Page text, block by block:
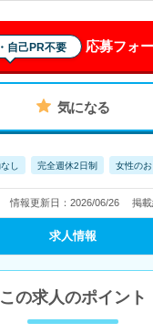
自己PR不要 応募フォ
気になる
し 完全週休2日制 女性の
情報更新日：2026/06/26 掲
求人情報
この求人のポイント